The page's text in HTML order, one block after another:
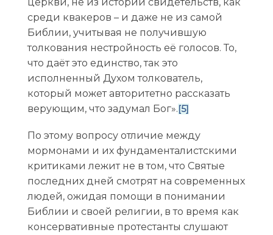
среди квакеров – и даже не из самой
Библии, учитывая не получившую
толкования нестройность её голосов. То,
что даёт это единство, так это
исполненный Духом толкователь,
который может авторитетно рассказать
верующим, что задумал Бог».[5]
По этому вопросу отличие между
мормонами и их фундаменталистскими
критиками лежит не в том, что Святые
последних дней смотрят на современных
людей, ожидая помощи в понимании
Библии и своей религии, в то время как
консервативные протестанты слушают